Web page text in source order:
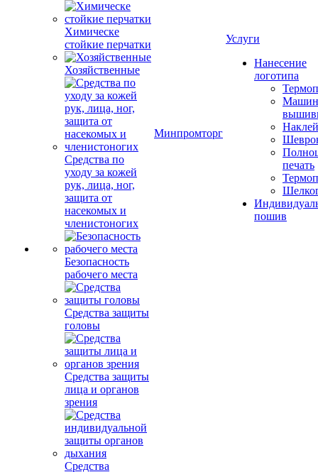
Химическе
стойкие перчатки
Хозяйственные
Средства по
уходу за кожей
рук, лица, ног,
защита от
насекомых и
членистоногих
Безопасность
рабочего места
Средства защиты
головы
Средства защиты
лица и органов
зрения
Средства
Минпромторг
Услуги
Нанесение
логотипа
печать
пошив